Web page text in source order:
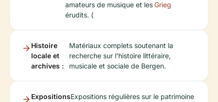
amateurs de musique et les
érudits. (
Grieg
Histoire
locale et
archives :
Matériaux complets soutenant la
recherche sur l'histoire littéraire,
musicale et sociale de Bergen.
ExpositionsExpositions régulières sur le patrimoine